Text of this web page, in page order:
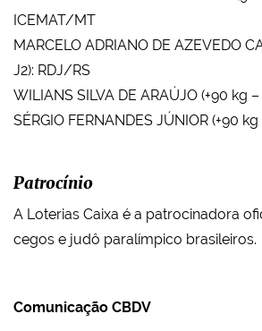
ICEMAT/MT
MARCELO ADRIANO DE AZEVEDO
J2): RDJ/RS
WILIANS SILVA DE ARAÚJO (+90 kg
SÉRGIO FERNANDES JÚNIOR (+90
Patrocínio
A Loterias Caixa é a patrocinadora
cegos e judô paralímpico brasileiros.
Comunicação CBDV